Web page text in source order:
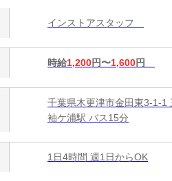
インストアスタッフ
時給1,200円〜1,600円
千葉県木更津市金田東3-1-
袖ケ浦駅 バス15分
1日4時間 週1日からOK